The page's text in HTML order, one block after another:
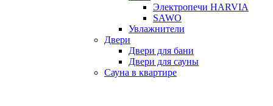
Электропечи HARVIA
SAWO
Увлажнители
Двери
Двери для бани
Двери для сауны
Сауна в квартире